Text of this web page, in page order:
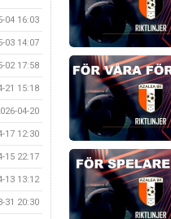
04 16:03
03 14:07
02 17:58
21 15:18
04-20
17 12:30
15 22:17
13 13:12
31 20:30